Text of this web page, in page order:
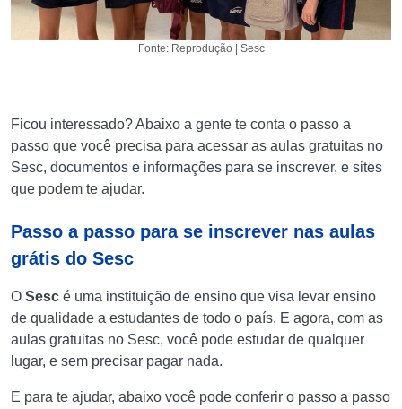
Fonte: Reprodução | Sesc
Ficou interessado? Abaixo a gente te conta o passo a
passo que você precisa para acessar as aulas gratuitas no
Sesc, documentos e informações para se inscrever, e sites
que podem te ajudar.
Passo a passo para se inscrever nas aulas
grátis do Sesc
O Sesc é uma instituição de ensino que visa levar ensino
de qualidade a estudantes de todo o país. E agora, com as
aulas gratuitas no Sesc, você pode estudar de qualquer
lugar, e sem precisar pagar nada.
E para te ajudar, abaixo você pode conferir o passo a passo